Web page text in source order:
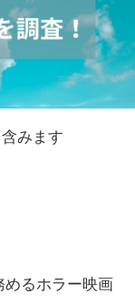
みます
るホラー映画